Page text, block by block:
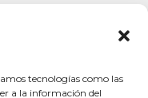
tecnologías como las
a la información del